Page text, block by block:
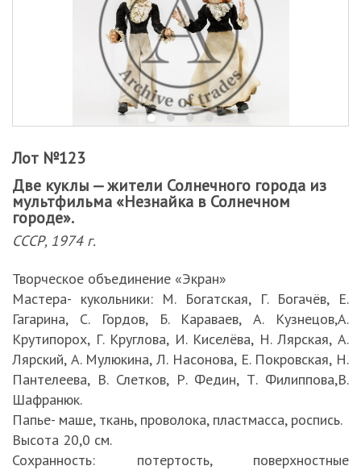
Лот №123
Две куклы — жители Солнечного города из
мультфильма «Незнайка в Солнечном
городе».
СССР, 1974 г.
Творческое объединение «Экран»
Мастера- кукольники: М. Богатская, Г. Богачёв, Е.
Гагарина, С. Гордов, Б. Караваев, А. Кузнецов,А.
Крутипорох, Г. Круглова, И. Киселёва, Н. Лярская, А.
Лярский, А. Мулюкина, Л. Насонова, Е. Покровская, Н.
Пантелеева, В. Слетков, Р. Федин, Т. Филиппова,В.
Шафранюк.
Папье- маше, ткань, проволока, пластмасса, роспись.
Высота 20,0 см.
Сохранность: потертость, поверхностные